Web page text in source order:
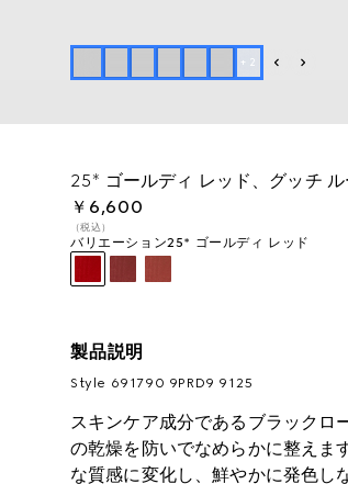
+ 2
25* ゴールディ レッド、グッチ
￥6,600
（税込）
バリエーション25*​ ゴールディ レッド
製品説明
Style ‎691790 9PRD9 9125
スキンケア成分であるブラックロ
の乾燥を防いでなめらかに整えま
な質感に変化し、鮮やかに発色し